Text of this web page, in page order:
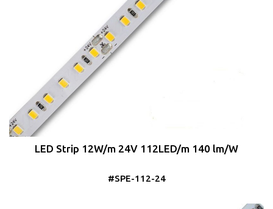
LED Strip 12W/m 24V 112LED/m 140 lm/W
#SPE-112-24